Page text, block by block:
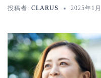
投稿者: CLARUS 2025年1